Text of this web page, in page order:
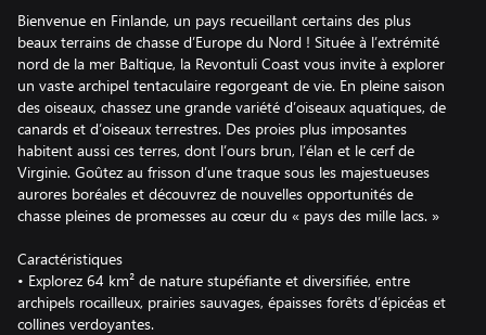
Bienvenue en Finlande, un pays recueillant certains des plus
beaux terrains de chasse d’Europe du Nord ! Située à l’extrémité
nord de la mer Baltique, la Revontuli Coast vous invite à explorer
un vaste archipel tentaculaire regorgeant de vie. En pleine saison
des oiseaux, chassez une grande variété d’oiseaux aquatiques, de
canards et d’oiseaux terrestres. Des proies plus imposantes
habitent aussi ces terres, dont l’ours brun, l’élan et le cerf de
Virginie. Goûtez au frisson d’une traque sous les majestueuses
aurores boréales et découvrez de nouvelles opportunités de
chasse pleines de promesses au cœur du « pays des mille lacs. »
Caractéristiques
• Explorez 64 km² de nature stupéfiante et diversifiée, entre
archipels rocailleux, prairies sauvages, épaisses forêts d’épicéas et
collines verdoyantes.